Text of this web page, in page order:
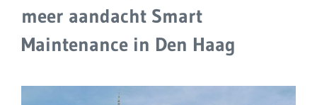
meer aandacht Smart
Maintenance in Den Haag